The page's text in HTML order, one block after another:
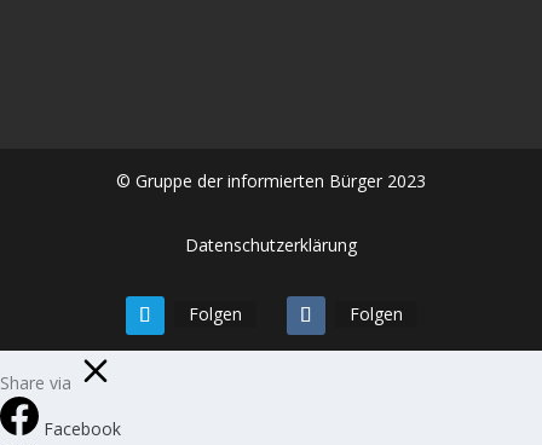
© Gruppe der informierten Bürger 2023
Datenschutzerklärung
Folgen Folgen
Share via
Facebook